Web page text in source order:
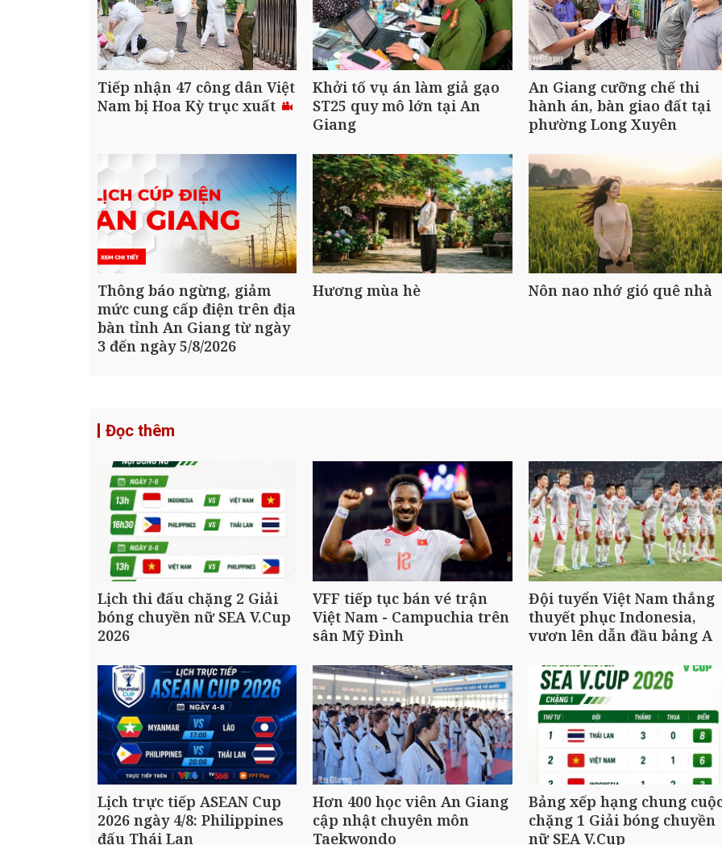
Tiếp nhận 47 công dân Việt
Nam bị Hoa Kỳ trục xuất
Khởi tố vụ án làm giả gạo
ST25 quy mô lớn tại An
Giang
An Giang cưỡng chế thi
hành án, bàn giao đất tại
phường Long Xuyên
Thông báo ngừng, giảm
mức cung cấp điện trên địa
bàn tỉnh An Giang từ ngày
3 đến ngày 5/8/2026
Hương mùa hè Nôn nao nhớ gió quê nhà
Đọc thêm
Lịch thi đấu chặng 2 Giải
bóng chuyền nữ SEA V.Cup
2026
VFF tiếp tục bán vé trận
Việt Nam - Campuchia trên
sân Mỹ Đình
Đội tuyển Việt Nam thắng
thuyết phục Indonesia,
vươn lên dẫn đầu bảng A
Lịch trực tiếp ASEAN Cup
2026 ngày 4/8: Philippines
đấu Thái Lan
Hơn 400 học viên An Giang
cập nhật chuyên môn
Taekwondo
Bảng xếp hạng chung
chặng 1 Giải bóng chuyền
nữ SEA V.Cup